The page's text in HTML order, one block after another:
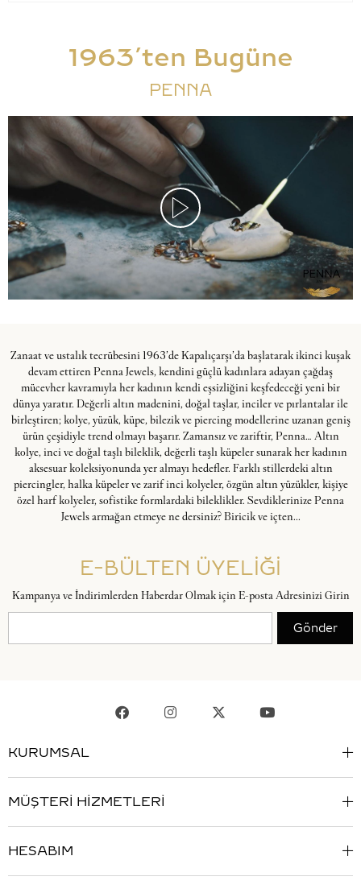
1963’ten Bugüne
PENNA
Zanaat ve ustalık tecrübesini 1963’de Kapalıçarşı’da başlatarak ikinci kuşak
devam ettiren Penna Jewels, kendini güçlü kadınlara adayan çağdaş
mücevher kavramıyla her kadının kendi eşsizliğini keşfedeceği yeni bir
dünya yaratır. Değerli altın madenini, doğal taşlar, inciler ve pırlantalar ile
birleştiren; kolye, yüzük, küpe, bilezik ve piercing modellerine uzanan geniş
ürün çeşidiyle trend olmayı başarır. Zamansız ve zariftir, Penna… Altın
kolye, inci ve doğal taşlı bileklik, değerli taşlı küpeler sunarak her kadının
aksesuar koleksiyonunda yer almayı hedefler. Farklı stillerdeki altın
piercingler, halka küpeler ve zarif inci kolyeler, özgün altın yüzükler, kişiye
özel harf kolyeler, sofistike formlardaki bileklikler. Sevdiklerinize Penna
Jewels armağan etmeye ne dersiniz? Biricik ve içten...
E-BÜLTEN ÜYELİĞİ
Kampanya ve İndirimlerden Haberdar Olmak için E-posta Adresinizi Girin
Gönder
KURUMSAL
MÜŞTERİ HİZMETLERİ
HESABIM